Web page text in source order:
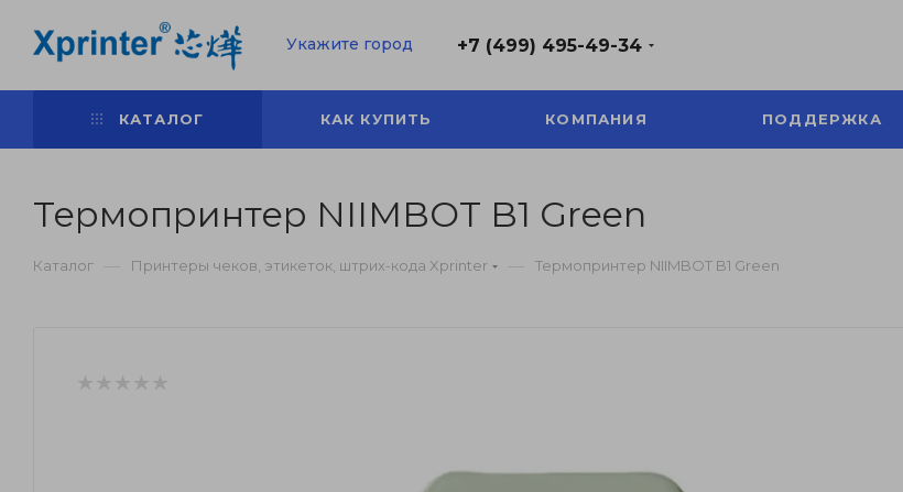
Укажите город +7 (499) 495-49-34
КАТАЛОГ КАК КУПИТЬ КОМПАНИЯ ПОДДЕРЖКА
Термопринтер NIIMBOT B1 Green
Каталог Принтеры чеков, этикеток, штрих-кода Xprinter Термопринтер NIIMBOT B1 Green